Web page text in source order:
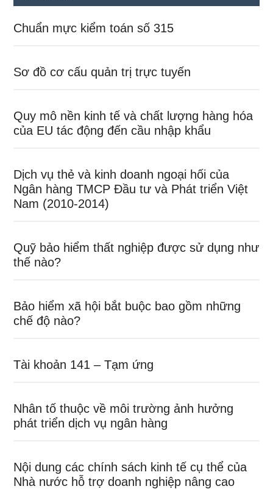
Chuẩn mực kiểm toán số 315
Sơ đồ cơ cấu quản trị trực tuyến
Quy mô nền kinh tế và chất lượng hàng hóa
của EU tác động đến cầu nhập khẩu
Dịch vụ thẻ và kinh doanh ngoại hối của
Ngân hàng TMCP Đầu tư và Phát triển Việt
Nam (2010-2014)
Quỹ bảo hiểm thất nghiệp được sử dụng như
thế nào?
Bảo hiểm xã hội bắt buộc bao gồm những
chế độ nào?
Tài khoản 141 – Tạm ứng
Nhân tố thuộc về môi trường ảnh hưởng
phát triển dịch vụ ngân hàng
Nội dung các chính sách kinh tế cụ thể của
Nhà nước hỗ trợ doanh nghiệp nâng cao